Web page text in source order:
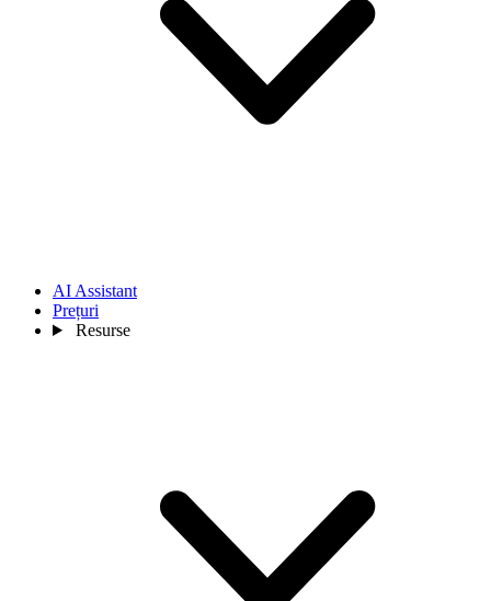
AI Assistant
Prețuri
Resurse